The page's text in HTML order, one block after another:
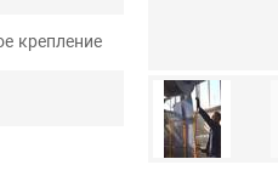
крепление